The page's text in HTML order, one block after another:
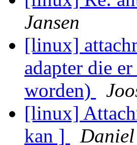
Jansen
[linux]
adapter die
worden)
[linux]
kan ]
Daniel